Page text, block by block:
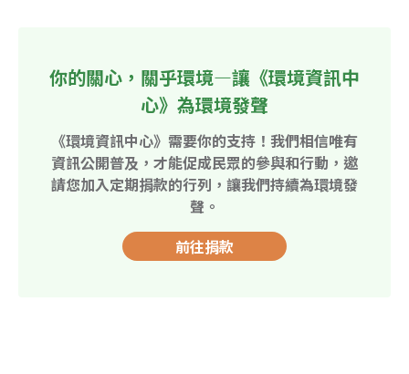
你的關心，關乎環境—讓《環境資訊中
心》為環境發聲
《環境資訊中心》需要你的支持！我們相信唯有
資訊公開普及，才能促成民眾的參與和行動，邀
請您加入定期捐款的行列，讓我們持續為環境發
聲。
前往捐款